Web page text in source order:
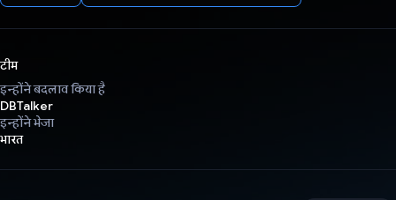
टीम
इन्होंने बदलाव किया है
DBTalker
इन्होंने भेजा
भारत